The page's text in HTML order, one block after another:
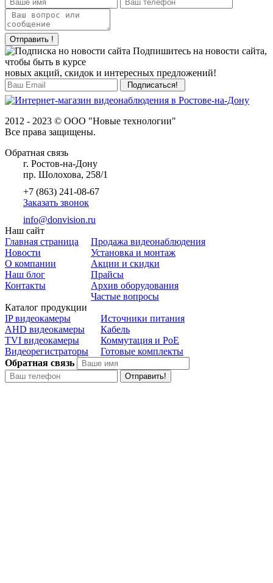
Отправить !
Подпишитесь на новости сайта,
чтобы быть в курсе
новых акций, скидок и интересных предложений!
2012 - 2023 © ООО "Новые технологии"
Все права защищены.
Обратная связь
г. Ростов-на-Дону
пр. Шолохова, 258/1
+7 (863) 241-08-67
Заказать звонок
info@donvision.ru
Наш сайт
Главная страница
Новости
О компании
Наш блог
Контакты
Продажа видеонаблюдения
Установка и монтаж
Акции и скидки
Прайсы
Архив оборудования
Частые вопросы
Каталог продукции
IP видеокамеры
AHD видеокамеры
TVI видеокамеры
Видеорегистраторы
Источники питания
Кабель
Коммутация и PoE
Готовые комплекты
Обратная связь
Отправить!